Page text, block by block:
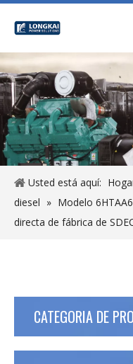
Usted está aquí:
diesel » Modelo
directa de fábrica de
CATEGORIA DE